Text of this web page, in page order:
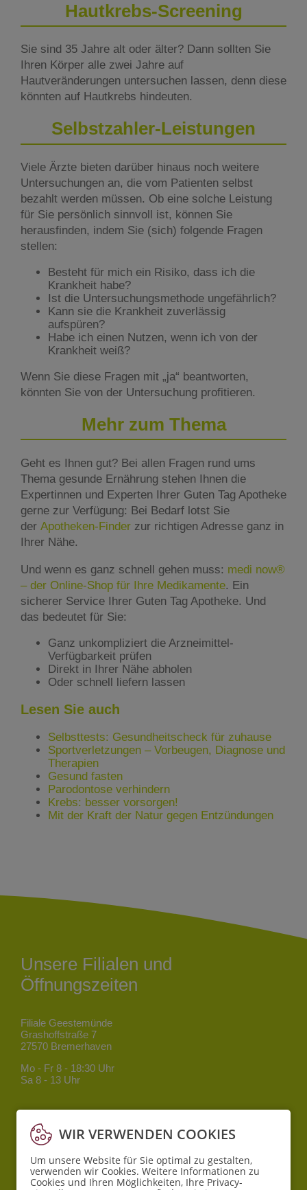
Hautkrebs-Screening
Sie sind 35 Jahre alt oder älter? Dann sollten Sie
Ihren Körper alle zwei Jahre auf
Hautveränderungen untersuchen lassen, denn diese
könnten auf Hautkrebs hindeuten.
Selbstzahler-Leistungen
Viele Ärzte bieten darüber hinaus noch weitere
Untersuchungen an, die vom Patienten selbst
bezahlt werden müssen. Ob eine solche Leistung
für Sie persönlich sinnvoll ist, können Sie
herausfinden, indem Sie (sich) folgende Fragen
stellen:
Besteht für mich ein Risiko, dass ich die
Krankheit habe?
Ist die Untersuchungsmethode ungefährlich?
Kann sie die Krankheit zuverlässig
aufspüren?
Habe ich einen Nutzen, wenn ich von der
Krankheit weiß?
Wenn Sie diese Fragen mit „ja“ beantworten,
könnten Sie von der Untersuchung profitieren.
Mehr zum Thema
Geht es Ihnen gut? Bei allen Fragen rund ums
Thema gesunde Ernährung stehen Ihnen die
Expertinnen und Experten Ihrer Guten Tag Apotheke
gerne zur Verfügung: Bei Bedarf lotst Sie
der Apotheken-Finder zur richtigen Adresse ganz in
Ihrer Nähe.
Und wenn es ganz schnell gehen muss: medi now®
– der Online-Shop für Ihre Medikamente. Ein
sicherer Service Ihrer Guten Tag Apotheke. Und
das bedeutet für Sie:
Ganz unkompliziert die Arzneimittel-
Verfügbarkeit prüfen
Direkt in Ihrer Nähe abholen
Oder schnell liefern lassen
Lesen Sie auch
Selbsttests: Gesundheitscheck für zuhause
Sportverletzungen – Vorbeugen, Diagnose und
Therapien
Gesund fasten
Parodontose verhindern
Krebs: besser vorsorgen!
Mit der Kraft der Natur gegen Entzündungen
Unsere Filialen und
Öffnungszeiten
Filiale Geestemünde
Grashoffstraße 7
27570 Bremerhaven
Mo - Fr 8 - 18:30 Uhr
Sa 8 - 13 Uhr
Bgm.-Smidt-Straße 34
27568 Bremerhaven
Mo - Fr8 - 18:30 Uhr
Sa10 - 16 Uhr
WIR VERWENDEN COOKIES
Um unsere Website für Sie optimal zu gestalten,
verwenden wir Cookies. Weitere Informationen zu
Cookies und Ihren Möglichkeiten, Ihre Privacy-